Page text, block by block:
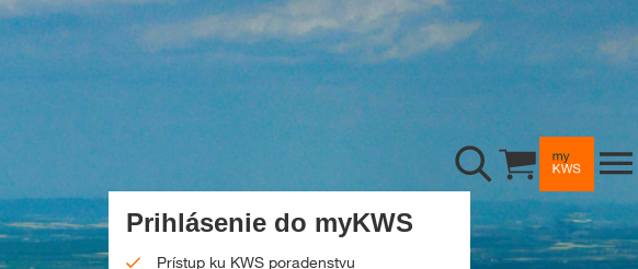
Cukrová repa
Repka
Cirok
Slnečnica
Poradenstvo
Riadenie rastu rastlín
Sejba
Osivá a riešenia
Príbehy a podujatia
Prihlásenie do myKWS
Prístup ku KWS poradenstvu